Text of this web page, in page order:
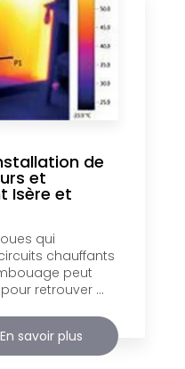
de
et
Isère et
qui
chauffants
peut
retrouver ...
En savoir plus